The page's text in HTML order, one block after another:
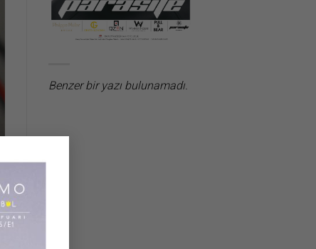
Benzer bir yazı bulunamadı.